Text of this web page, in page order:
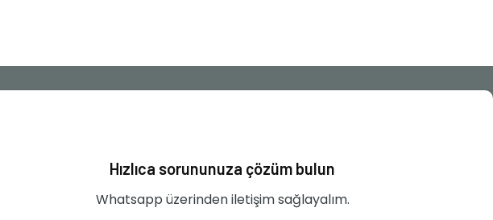
Hızlıca sorununuza çözüm bulun
Whatsapp üzerinden iletişim sağlayalım.